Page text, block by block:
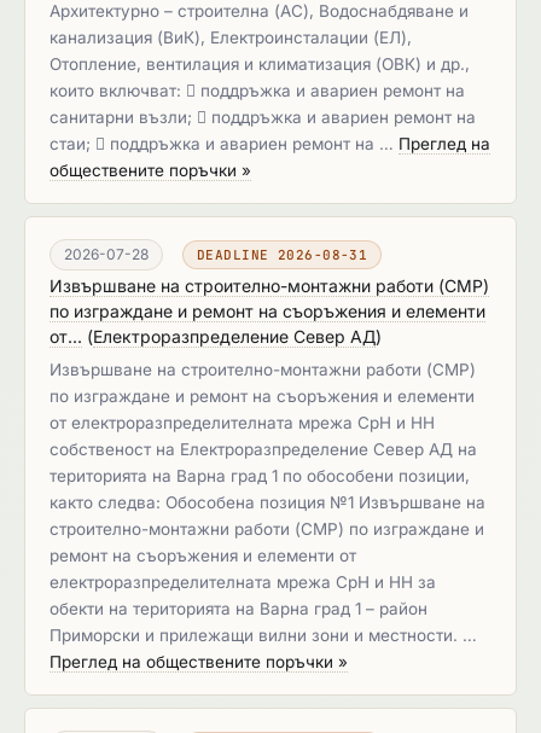
Архитектурно – строителна (АС), Водоснабдяване и
канализация (ВиК), Електроинсталации (ЕЛ),
Отопление, вентилация и климатизация (ОВК) и др.,
които включват:  поддръжка и авариен ремонт на
санитарни възли;  поддръжка и авариен ремонт на
стаи;  поддръжка и авариен ремонт на … Преглед на
обществените поръчки »
2026-07-28 DEADLINE 2026-08-31
Извършване на строително-монтажни работи (СМР)
по изграждане и ремонт на съоръжения и елементи
от... (Електроразпределение Север АД)
Извършване на строително-монтажни работи (СМР)
по изграждане и ремонт на съоръжения и елементи
от електроразпределителната мрежа СрН и НН
собственост на Електроразпределение Север АД на
територията на Варна град 1 по обособени позиции,
както следва: Обособена позиция №1 Извършване на
строително-монтажни работи (СМР) по изграждане и
ремонт на съоръжения и елементи от
електроразпределителната мрежа СрН и НН за
обекти на територията на Варна град 1 – район
Приморски и прилежащи вилни зони и местности. …
Преглед на обществените поръчки »